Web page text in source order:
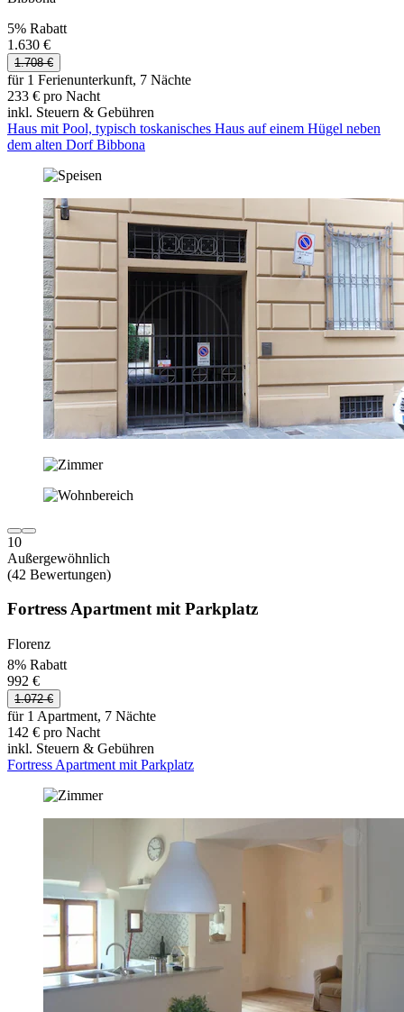
5% Rabatt
1.630 €
1.708 €
für 1 Ferienunterkunft, 7 Nächte
233 € pro Nacht
inkl. Steuern & Gebühren
Haus mit Pool, typisch toskanisches Haus auf einem Hügel neben
dem alten Dorf Bibbona
10
Außergewöhnlich
(42 Bewertungen)
Fortress Apartment mit Parkplatz
Florenz
8% Rabatt
992 €
1.072 €
für 1 Apartment, 7 Nächte
142 € pro Nacht
inkl. Steuern & Gebühren
Fortress Apartment mit Parkplatz